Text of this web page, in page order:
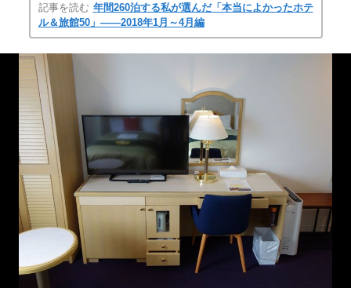
記事を読む 年間260泊する私が選んだ「本当によかったホテ
ル＆旅館50」――2018年1月～4月編